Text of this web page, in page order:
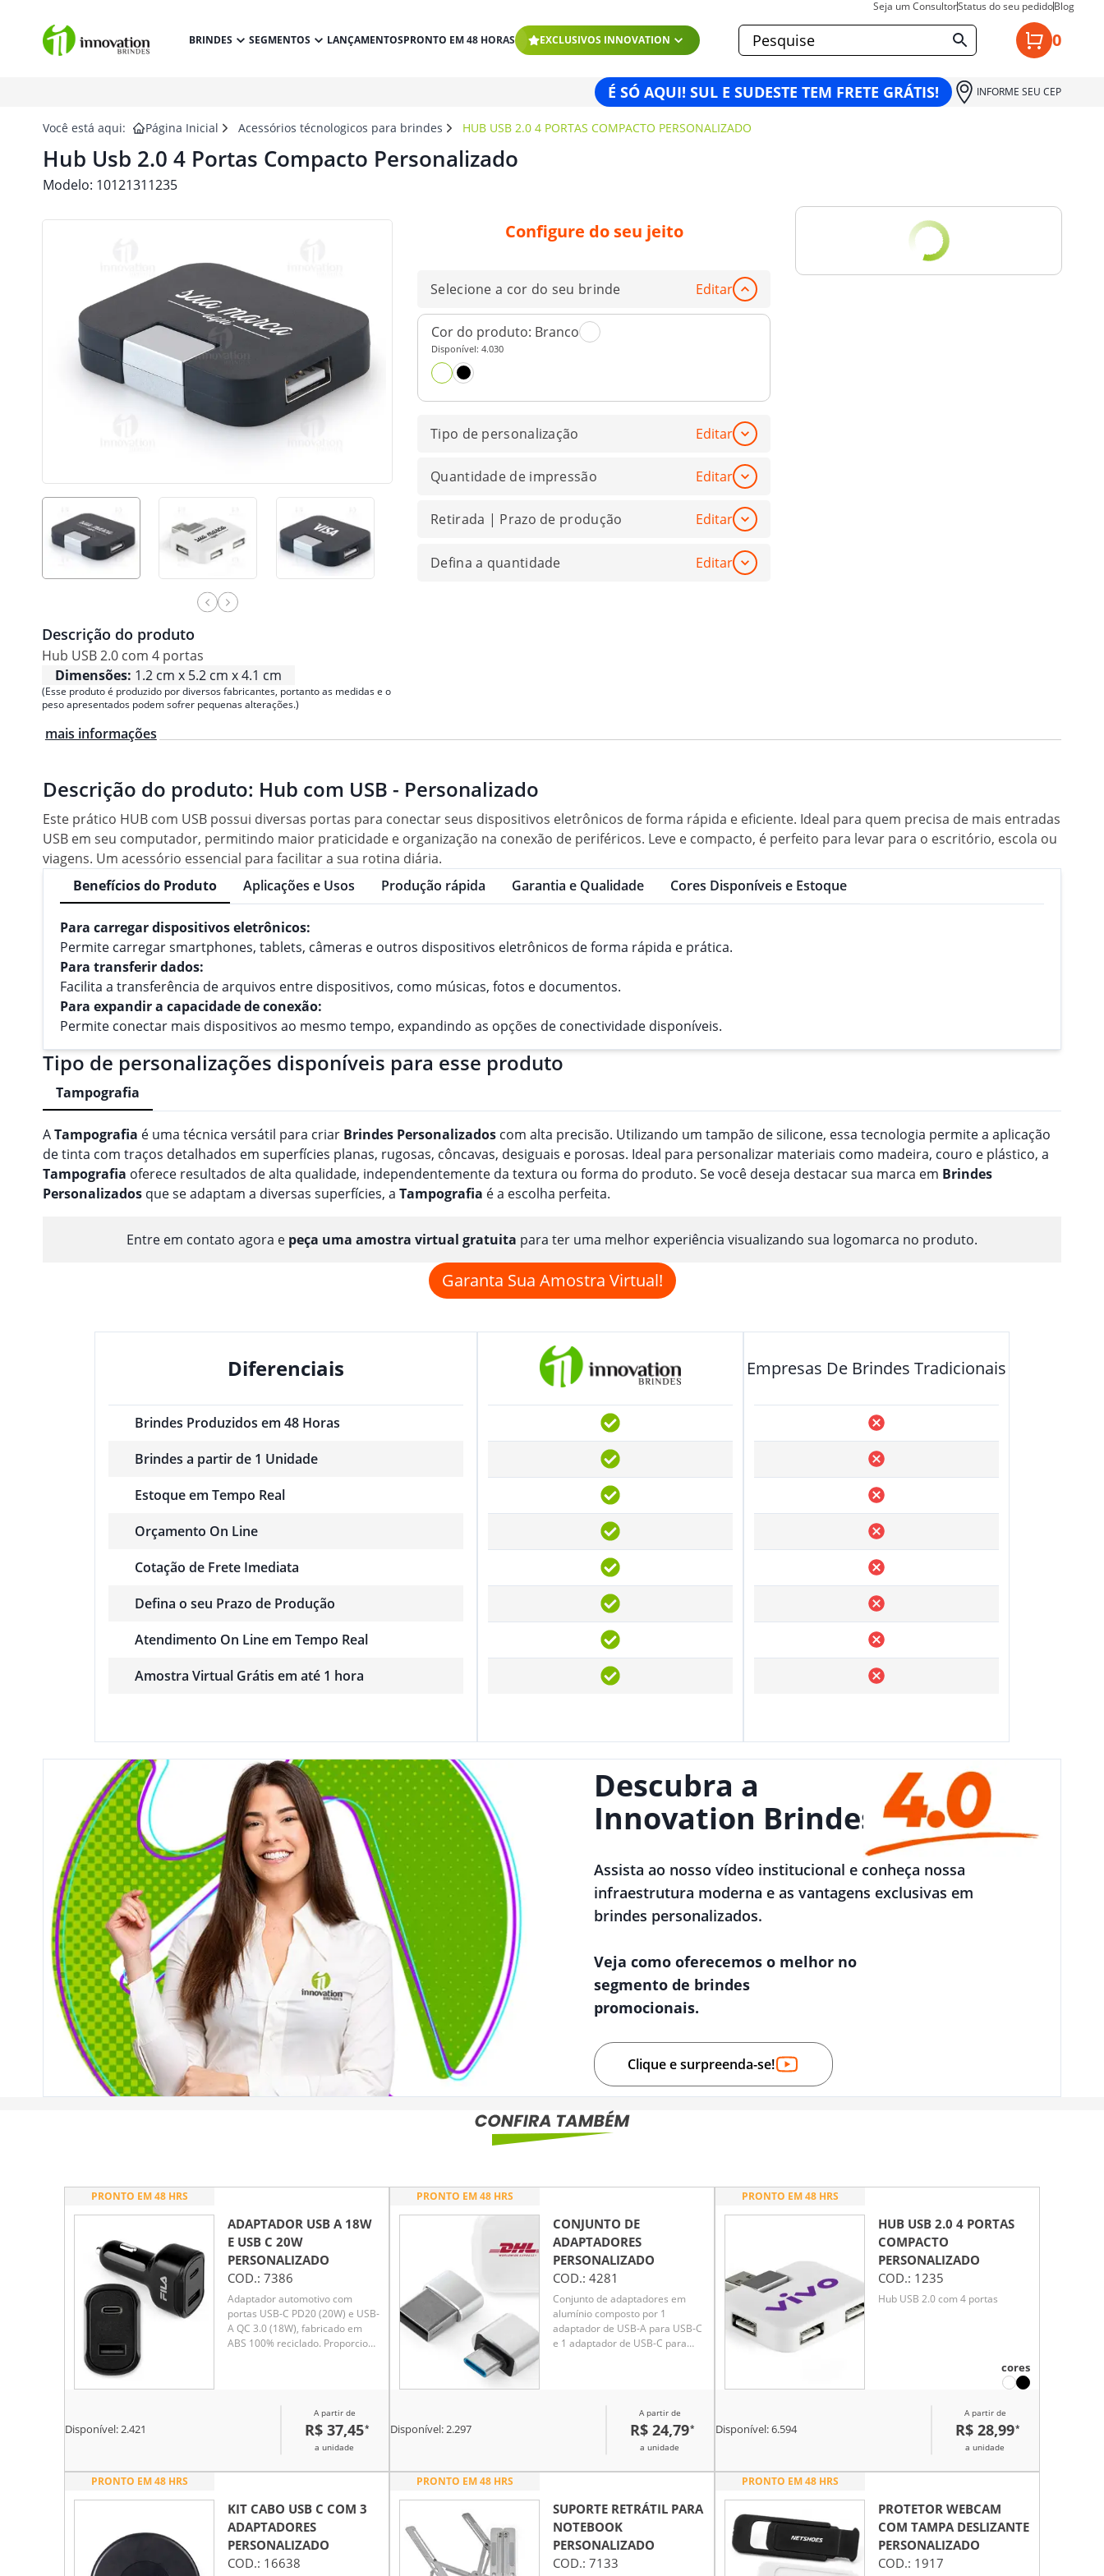
Seja um ConsultorStatus do seu pedidoBlog
BRINDES SEGMENTOS LANÇAMENTOSPRONTO EM 48 HORAS EXCLUSIVOS INNOVATION 0
É SÓ AQUI! SUL E SUDESTE TEM FRETE GRÁTIS! INFORME SEU CEP
Você está aqui: Página Inicial Acessórios técnologicos para brindes HUB USB 2.0 4 PORTAS COMPACTO PERSONALIZADO
Hub Usb 2.0 4 Portas Compacto Personalizado
Modelo: 10121311235
Descrição do produto
Hub USB 2.0 com 4 portas
Dimensões: 1.2 cm x 5.2 cm x 4.1 cm
(Esse produto é produzido por diversos fabricantes, portanto as medidas e o
peso apresentados podem sofrer pequenas alterações.)
Configure do seu jeito
Selecione a cor do seu brinde Editar
Cor do produto: Branco
Disponível: 4.030
Tipo de personalização Editar
Quantidade de impressão Editar
Retirada | Prazo de produção Editar
Defina a quantidade Editar
mais informações
Descrição do produto: Hub com USB - Personalizado
Este prático HUB com USB possui diversas portas para conectar seus dispositivos eletrônicos de forma rápida e eficiente. Ideal para quem precisa de mais entradas
USB em seu computador, permitindo maior praticidade e organização na conexão de periféricos. Leve e compacto, é perfeito para levar para o escritório, escola ou
viagens. Um acessório essencial para facilitar a sua rotina diária.
Benefícios do Produto
Aplicações e Usos Produção rápida Garantia e Qualidade Cores Disponíveis e Estoque
Para carregar dispositivos eletrônicos:
Permite carregar smartphones, tablets, câmeras e outros dispositivos eletrônicos de forma rápida e prática.
Para transferir dados:
Facilita a transferência de arquivos entre dispositivos, como músicas, fotos e documentos.
Para expandir a capacidade de conexão:
Permite conectar mais dispositivos ao mesmo tempo, expandindo as opções de conectividade disponíveis.
Tipo de personalizações disponíveis para esse produto
Tampografia
ATampografia é uma técnica versátil para criar Brindes Personalizados com alta precisão. Utilizando um tampão de silicone, essa tecnologia permite a aplicação
de tinta com traços detalhados em superfícies planas, rugosas, côncavas, desiguais e porosas. Ideal para personalizar materiais como madeira, couro e plástico, a
Tampografia oferece resultados de alta qualidade, independentemente da textura ou forma do produto. Se você deseja destacar sua marca em Brindes
Personalizados que se adaptam a diversas superfícies, a Tampografia é a escolha perfeita.
Entre em contato agora e peça uma amostra virtual gratuita para ter uma melhor experiência visualizando sua logomarca no produto.
Garanta Sua Amostra Virtual!
Diferenciais
Brindes Produzidos em 48 Horas
Brindes a partir de 1 Unidade
Estoque em Tempo Real
Orçamento On Line
Cotação de Frete Imediata
Defina o seu Prazo de Produção
Atendimento On Line em Tempo Real
Amostra Virtual Grátis em até 1 hora
Empresas De Brindes Tradicionais
Descubra a
Innovation Brindes
Assista ao nosso vídeo institucional e conheça nossa
infraestrutura moderna e as vantagens exclusivas em
brindes personalizados.
Veja como oferecemos o melhor no
segmento de brindes
promocionais.
Clique e surpreenda-se!
PRONTO EM 48 HRS
ADAPTADOR USB A 18W
E USB C 20W
PERSONALIZADO
COD.: 7386
Adaptador automotivo com
portas USB-C PD20 (20W) e USB-
A QC 3.0 (18W), fabricado em
ABS 100% reciclado. Proporciona
eletrônicos. Cabo de
carregamento não incluso,
acompanha apenas o adaptador.
Disponível:2.421
A partir de
R$ 37,45*
a unidade
PRONTO EM 48 HRS
CONJUNTO DE
ADAPTADORES
PERSONALIZADO
COD.: 4281
Conjunto de adaptadores em
alumínio composto por 1
adaptador de USB-A para USB-C
e 1 adaptador de USB-C para
Disponível:2.297
A partir de
R$ 24,79*
a unidade
PRONTO EM 48 HRS
HUB USB 2.0 4 PORTAS
COMPACTO
PERSONALIZADO
COD.: 1235
Hub USB 2.0 com 4 portas
cores
Disponível:6.594
A partir de
R$ 28,99*
a unidade
PRONTO EM 48 HRS
KIT CABO USB C COM 3
ADAPTADORES
PERSONALIZADO
COD.: 16638
PRONTO EM 48 HRS
SUPORTE RETRÁTIL PARA
NOTEBOOK
PERSONALIZADO
COD.: 7133
PRONTO EM 48 HRS
PROTETOR WEBCAM
COM TAMPA DESLIZANTE
PERSONALIZADO
COD.: 1917